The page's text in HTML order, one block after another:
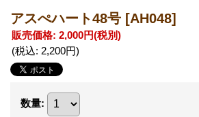
アスぺハート48号 [AH048]
販売価格: 2,000円(税別)
(税込: 2,200円)
数量: